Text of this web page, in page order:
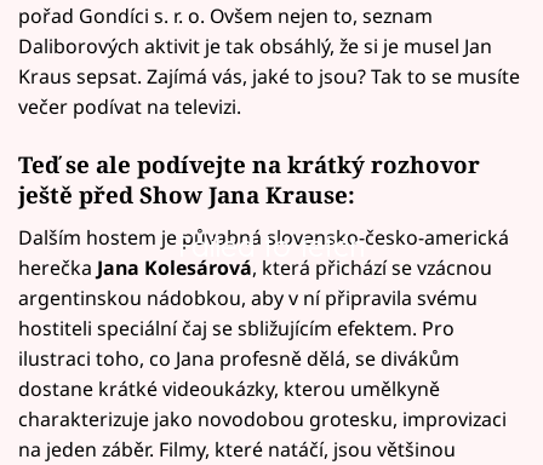
pořad Gondíci s. r. o. Ovšem nejen to, seznam
Daliborových aktivit je tak obsáhlý, že si je musel Jan
Kraus sepsat. Zajímá vás, jaké to jsou? Tak to se musíte
večer podívat na televizi.
Teď se ale podívejte na krátký rozhovor
ještě před Show Jana Krause:
Failed to fetch
Dalším hostem je půvabná slovensko-česko-americká
herečka Jana Kolesárová, která přichází se vzácnou
argentinskou nádobkou, aby v ní připravila svému
hostiteli speciální čaj se sbližujícím efektem. Pro
ilustraci toho, co Jana profesně dělá, se divákům
dostane krátké videoukázky, kterou umělkyně
charakterizuje jako novodobou grotesku, improvizaci
na jeden záběr. Filmy, které natáčí, jsou většinou